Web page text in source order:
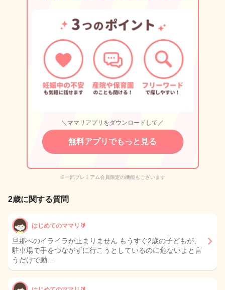
＼ママリアプリをダウンロードして／
無料アプリでもっと見る
※一部プレミアム会員限定の機能もございます
2歳に関する質問
はじめてのママリ🔰
旦那へのイライラが止まりません もうすぐ2歳の子どもが、
駐車場で手をつながずに行こうとしているのに危ないよと言
うだけで動…